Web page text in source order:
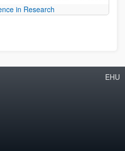
in Research
EHU